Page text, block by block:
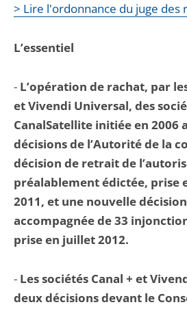
> Lire l'ordonnance du juge des
L’essentiel
- L’opération de rachat, par
et Vivendi Universal, des
CanalSatellite initiée en 2006
décisions de l’Autorité de la
décision de retrait de
préalablement édictée, prise
2011, et une nouvelle
accompagnée de 33
prise en juillet 2012.
- Les sociétés Canal + et
deux décisions devant le